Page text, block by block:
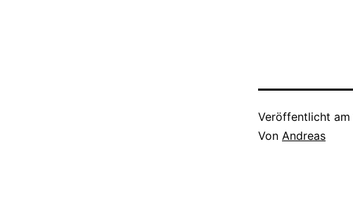
19. Jahrhundert an.
Veröffentlicht am
Von Andreas